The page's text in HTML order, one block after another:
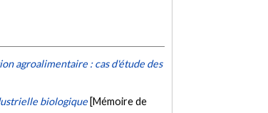
agroalimentaire : cas d'étude des
biologique [Mémoire de